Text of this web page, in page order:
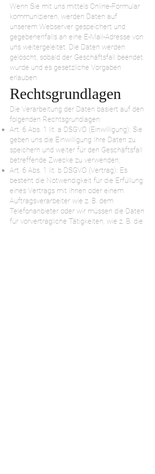
Wenn Sie mit uns mittels Online-Formular
kommunizieren, werden Daten auf
unserem Webserver gespeichert und
gegebenenfalls an eine E-Mail-Adresse von
uns weitergeleitet. Die Daten werden
gelöscht, sobald der Geschäftsfall beendet
wurde und es gesetzliche Vorgaben
erlauben.
Rechtsgrundlagen
Die Verarbeitung der Daten basiert auf den
folgenden Rechtsgrundlagen:
Art. 6 Abs. 1 lit. a DSGVO (Einwilligung): Sie
geben uns die Einwilligung Ihre Daten zu
speichern und weiter für den Geschäftsfall
betreffende Zwecke zu verwenden;
Art. 6 Abs. 1 lit. b DSGVO (Vertrag): Es
besteht die Notwendigkeit für die Erfüllung
eines Vertrags mit Ihnen oder einem
Auftragsverarbeiter wie z. B. dem
Telefonanbieter oder wir müssen die Daten
für vorvertragliche Tätigkeiten, wie z. B. die